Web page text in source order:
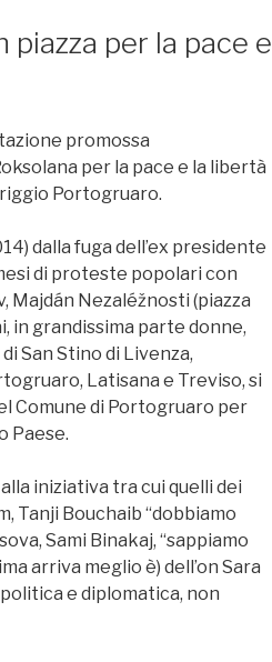
per la pace e
promossa
per la pace e la libertà
Portogruaro.
dalla fuga dell’ex presidente
di proteste popolari con
Majdán Nezaléžnosti (piazza
in grandissima parte donne,
San Stino di Livenza,
Latisana e Treviso, si
Comune di Portogruaro per
Paese.
iniziativa tra cui quelli dei
Tanji Bouchaib “dobbiamo
Sami Binakaj, “sappiamo
arriva meglio è) dell’on Sara
e diplomatica, non